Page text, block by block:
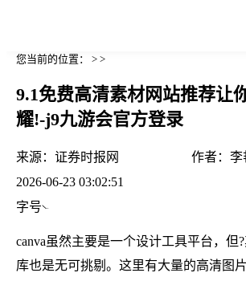
您当前的位置： > >
9.1免费高清素材网站推荐让
耀!-j9九游会官方登录
来源： 证券时报网 作者： 李
2026-06-23 03:02:51
字号
canva虽然主要是一个设计工具平台，但
库也是无可挑剔。这里有大量的高清图